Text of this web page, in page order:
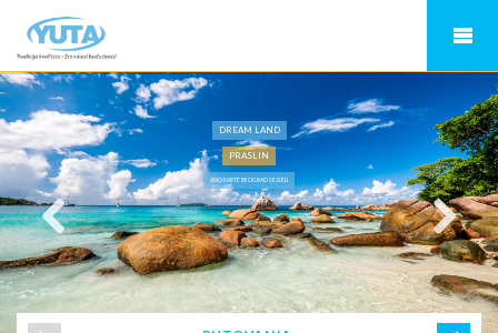
DREAM LAND
PRASLIN
AVIO KARTE BEOGRAD SEJŠELI